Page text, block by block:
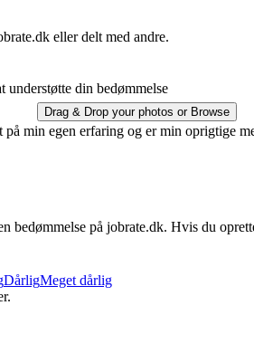
eller delt med andre.
din bedømmelse
Drag & Drop your photos or Browse
på min egen erfaring og er min oprigtige
bedømmelse på jobrate.dk. Hvis du
DårligMeget dårlig